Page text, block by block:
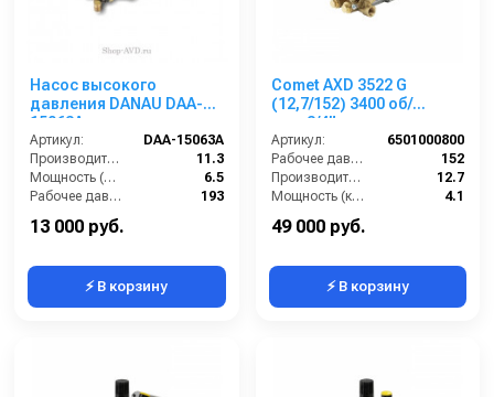
Насос высокого
давления DANAU DAA-
15063A
Артикул:
DAA-15063A
Производительность (л/мин):
11.3
Мощность (л.с.):
6.5
Рабочее давление (бар):
193
Габариты (ДхШхВ):
13 000 руб.
⚡ В корзину
Comet AXD 3522 G
(12,7/152) 3400 об/
мин.3/4” п.в.
Артикул:
6501000800
Рабочее давление (бар):
152
Производительность (л/мин):
12.7
Мощность (кВт):
4.1
Обороты двигателя (об/мин):
49 000 руб.
⚡ В корзину